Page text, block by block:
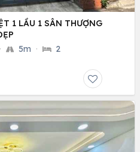
1 LẦU 1 SÂN THƯỢNG
· 5m · 2